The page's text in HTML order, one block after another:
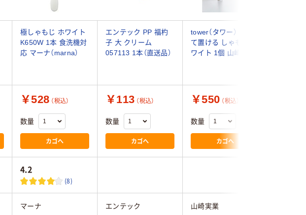
極しゃもじ ホワイト
K650W 1本 食洗機対
応 マーナ（marna）
エンテック PP 福杓
子 大 クリーム
057113 1本（直送品）
tower（タワー） 立っ
て置ける しゃもじ ホ
ワイト 1個 山崎実業
￥528 （税込）
数量
カゴへ
￥113 （税込）
数量
カゴへ
￥550 （税込）
数量
カゴへ
4.2
(8)
マーナ エンテック 山崎実業